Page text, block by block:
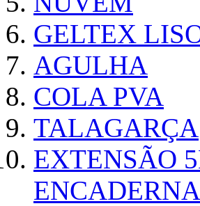
GELTEX
AGULHA
COLA PVA
TALAGARÇA
EXTENSÃO